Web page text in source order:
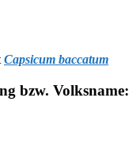
Capsicum baccatum
bzw. Volksname: